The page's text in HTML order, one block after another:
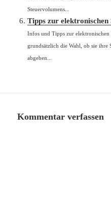
Steuervolumens...
Tipps zur
Infos und Tipps zur
grundsätzlich die Wahl, ob sie
abgeben...
Kommentar verfassen